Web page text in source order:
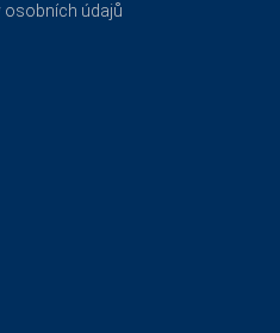
osobních údajů